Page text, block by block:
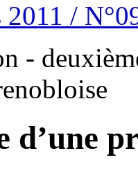
2011 /
-
d’une